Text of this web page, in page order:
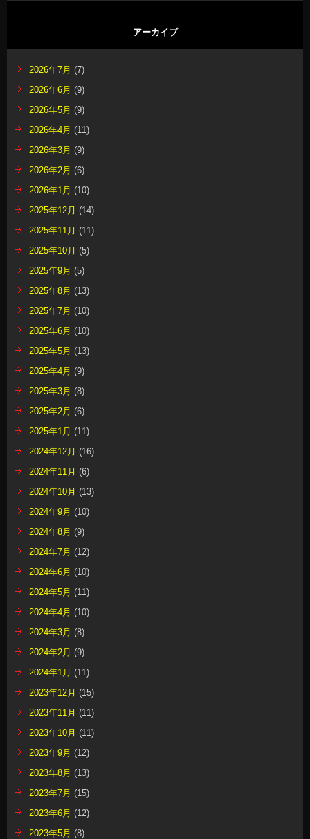
アーカイブ
2026年7月 (7)
2026年6月 (9)
2026年5月 (9)
2026年4月 (11)
2026年3月 (9)
2026年2月 (6)
2026年1月 (10)
2025年12月 (14)
2025年11月 (11)
2025年10月 (5)
2025年9月 (5)
2025年8月 (13)
2025年7月 (10)
2025年6月 (10)
2025年5月 (13)
2025年4月 (9)
2025年3月 (8)
2025年2月 (6)
2025年1月 (11)
2024年12月 (16)
2024年11月 (6)
2024年10月 (13)
2024年9月 (10)
2024年8月 (9)
2024年7月 (12)
2024年6月 (10)
2024年5月 (11)
2024年4月 (10)
2024年3月 (8)
2024年2月 (9)
2024年1月 (11)
2023年12月 (15)
2023年11月 (11)
2023年10月 (11)
2023年9月 (12)
2023年8月 (13)
2023年7月 (15)
2023年6月 (12)
2023年5月 (8)